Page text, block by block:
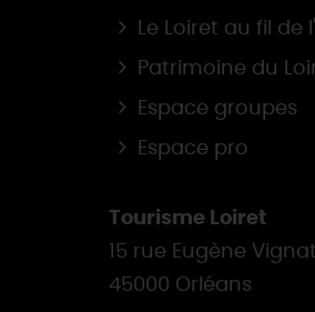
Le Loiret au fil de
Patrimoine du
Espace groupes
Espace pro
Tourisme Loiret
15 rue Eugène Vignat
45000 Orléans